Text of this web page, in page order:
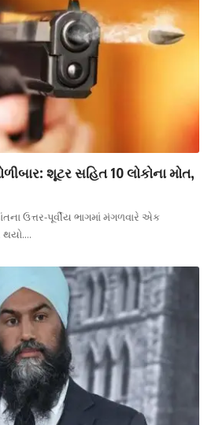
શૂટર સહિત 10 લોકોના મોત,
ઉત્તર-પૂર્વીય ભાગમાં મંગળવારે એક
થયો.…